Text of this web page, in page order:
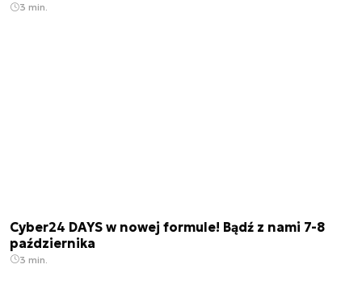
3 min.
Cyber24 DAYS w nowej formule! Bądź z nami 7-8
października
3 min.